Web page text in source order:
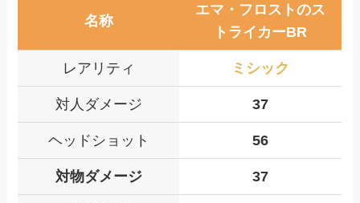
名称
エマ・フロストのス
トライカーBR
レアリティ ミシック
対人ダメージ 37
ヘッドショット 56
対物ダメージ 37